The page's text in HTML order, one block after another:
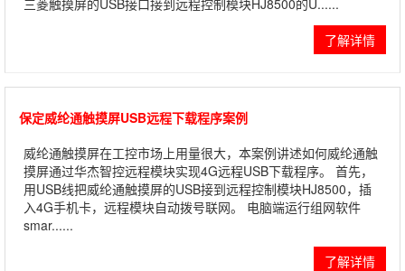
了解详情
保定威纶通触摸屏USB远程下载程序案例
威纶通触摸屏在工控市场上用量很大，本案例讲述如何威纶通触
摸屏通过华杰智控远程模块实现4G远程USB下载程序。 首先，
用USB线把威纶通触摸屏的USB接到远程控制模块HJ8500，插
入4G手机卡，远程模块自动拨号联网。 电脑端运行组网软件
smar......
了解详情